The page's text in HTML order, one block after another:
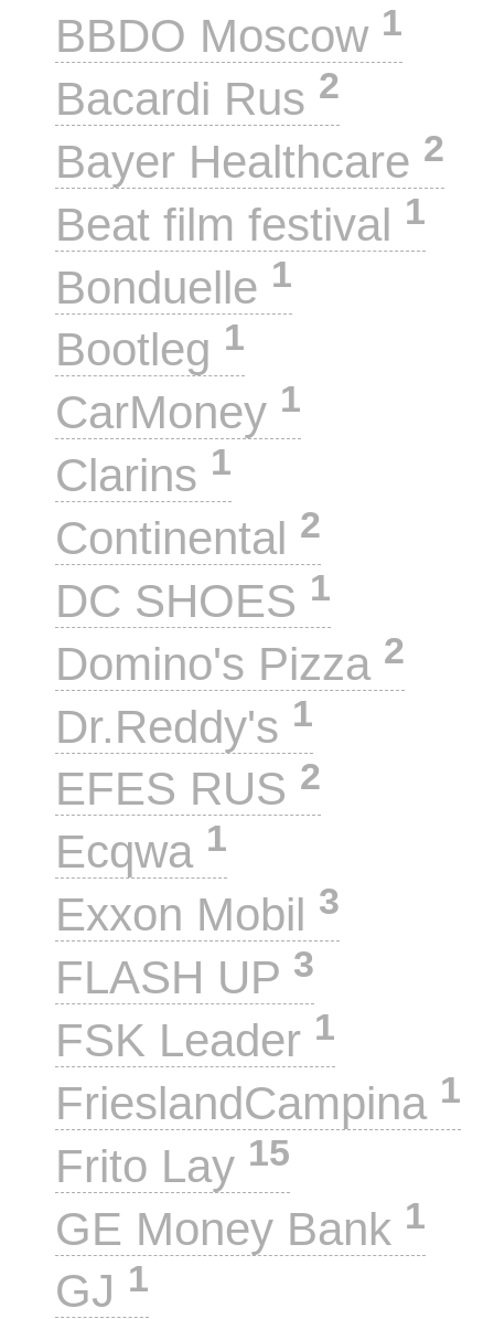
BBDO Moscow 1
Bacardi Rus 2
Bayer Healthcare 2
Beat film festival 1
Bonduelle 1
Bootleg 1
CarMoney 1
Clarins 1
Continental 2
DC SHOES 1
Domino's Pizza 2
Dr.Reddy's 1
EFES RUS 2
Ecqwa 1
Exxon Mobil 3
FLASH UP 3
FSK Leader 1
FrieslandCampina 1
Frito Lay 15
GE Money Bank 1
GJ 1